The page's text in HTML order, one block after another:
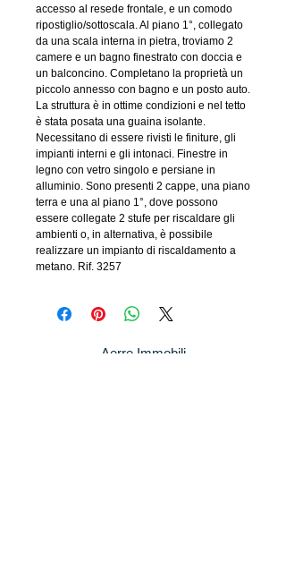
accesso al resede frontale, e un comodo
ripostiglio/sottoscala. Al piano 1°, collegato
da una scala interna in pietra, troviamo 2
camere e un bagno finestrato con doccia e
un balconcino. Completano la proprietà un
piccolo annesso con bagno e un posto auto.
La struttura è in ottime condizioni e nel tetto
è stata posata una guaina isolante.
Necessitano di essere rivisti le finiture, gli
impianti interni e gli intonaci. Finestre in
legno con vetro singolo e persiane in
alluminio. Sono presenti 2 cappe, una piano
terra e una al piano 1°, dove possono
essere collegate 2 stufe per riscaldare gli
ambienti o, in alternativa, è possibile
realizzare un impianto di riscaldamento a
metano. Rif. 3257
Aerre Immobili